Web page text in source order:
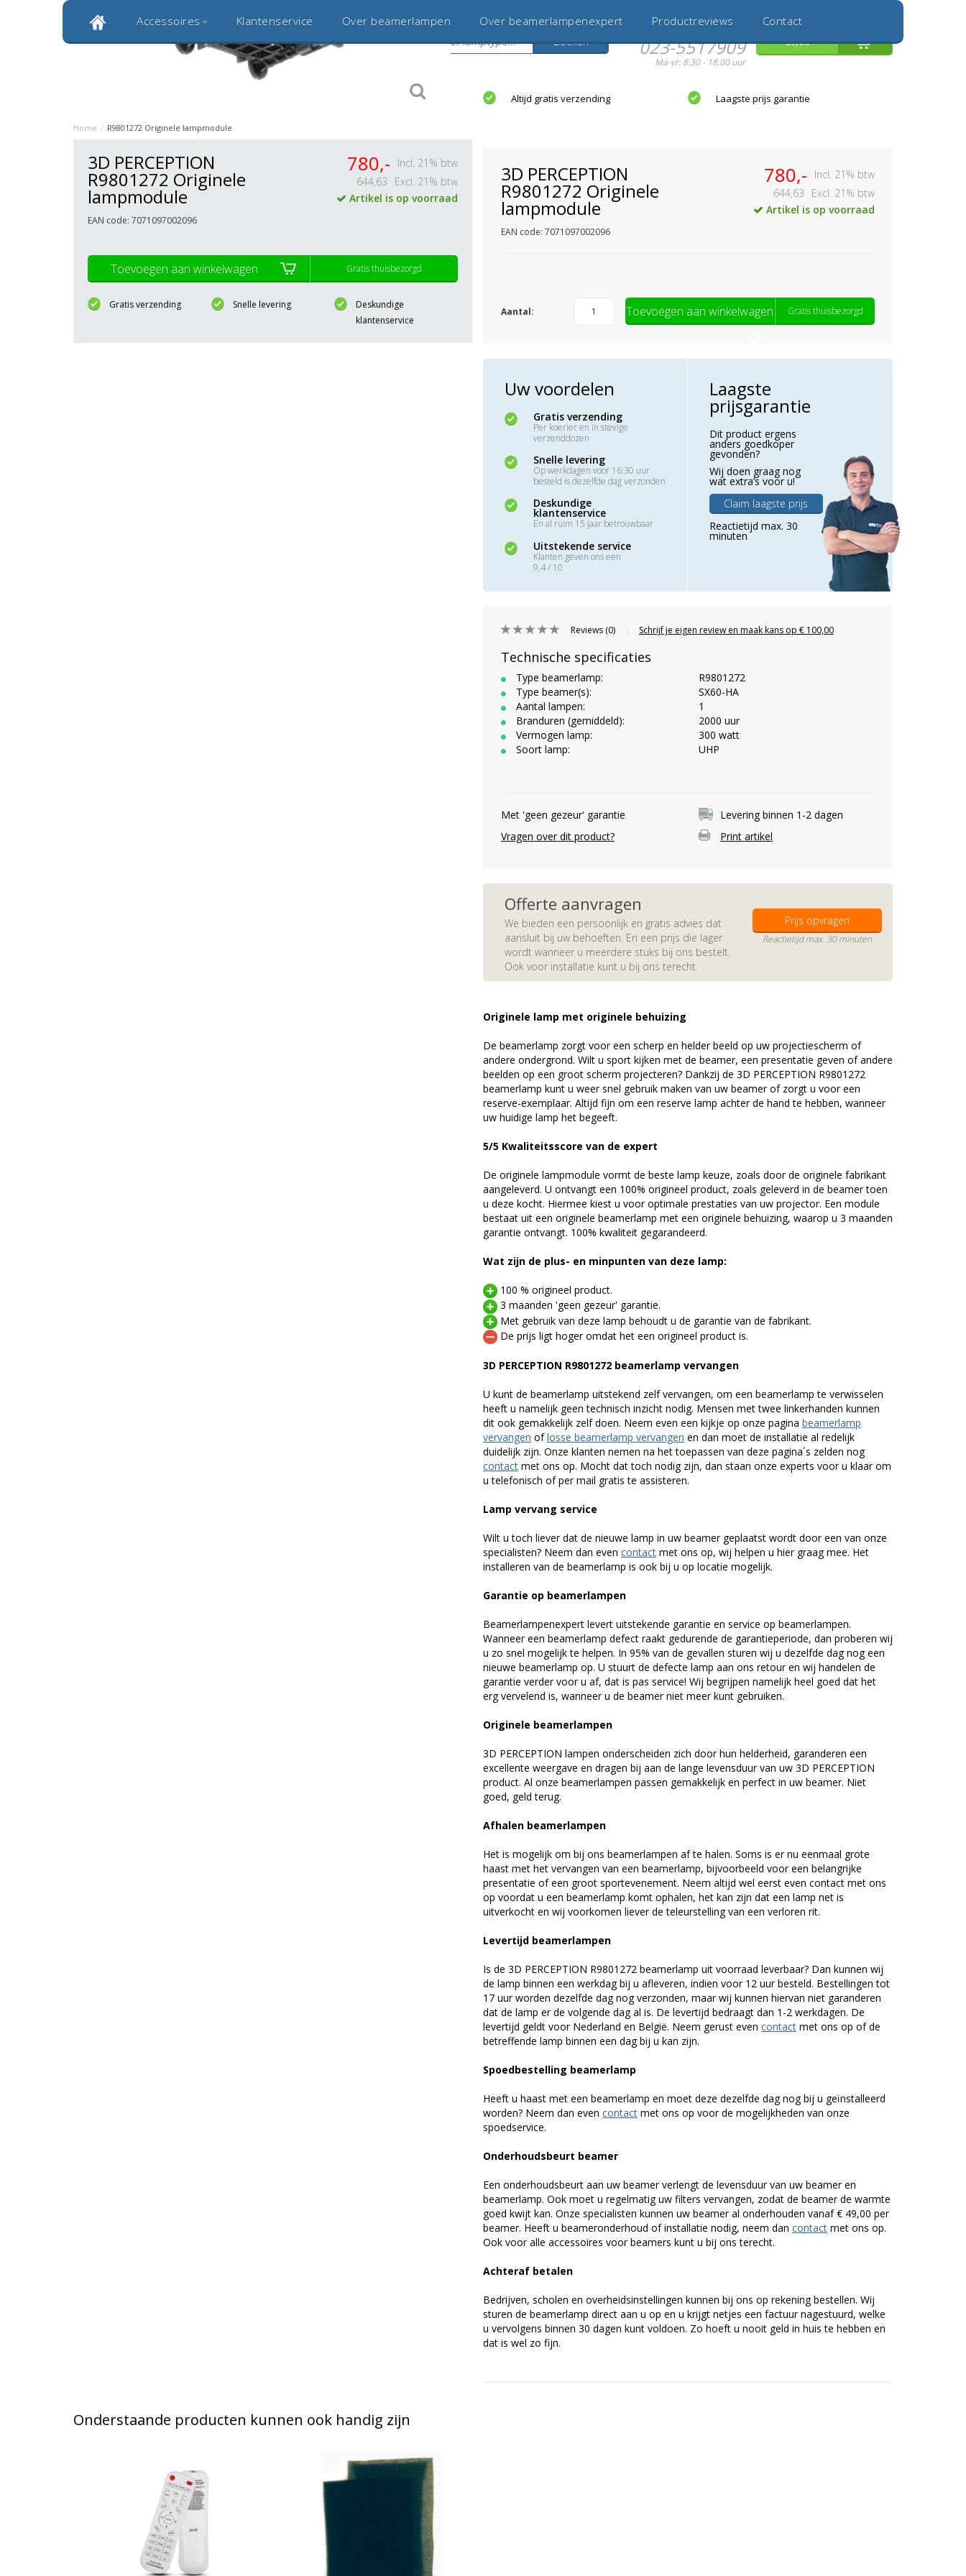
Inloggen
Klantbeoordeling 9,0
Bekijk alle 1000+ reviews
Zoeken
Hulp nodig?
023-5517909
Ma-vr: 8.30 - 18.00 uur
€0,00
Accessoires Klantenservice Over beamerlampen Over beamerlampenexpert Productreviews Contact
20 jaar betrouwbaar en ervaren Altijd gratis verzending Laagste prijs garantie
Home / R9801272 Originele lampmodule
3D PERCEPTION
R9801272 Originele
lampmodule
EAN code: 7071097002096
780,-
Incl. 21% btw
644,63
Excl. 21% btw
Artikel is op voorraad
Toevoegen aan winkelwagen Gratis thuisbezorgd
Gratis verzending Snelle levering
Deskundige
klantenservice
3D PERCEPTION
R9801272 Originele
lampmodule
EAN code: 7071097002096
780,-
Incl. 21% btw
644,63
Excl. 21% btw
Artikel is op voorraad
Aantal: Toevoegen aan winkelwagen Gratis thuisbezorgd
Uw voordelen
Gratis verzending
Per koerier en in stevige
verzenddozen
Snelle levering
Op werkdagen voor 16:30 uur
besteld is dezelfde dag verzonden
Deskundige
klantenservice
En al ruim 15 jaar betrouwbaar
Uitstekende service
Klanten geven ons een
9,4 / 10
Laagste
prijsgarantie
Dit product ergens
anders goedkoper
gevonden?
Wij doen graag nog
wat extra’s voor u!
Claim laagste prijs
Reactietijd max. 30
minuten
Reviews (0) Schrijf je eigen review en maak kans op € 100,00
Technische specificaties
Type beamerlamp:
R9801272
Type beamer(s):
SX60-HA
Aantal lampen:
1
Branduren (gemiddeld):
2000 uur
Vermogen lamp:
300 watt
Soort lamp:
UHP
Met 'geen gezeur' garantie
Levering binnen 1-2 dagen
Vragen over dit product?
Print artikel
Offerte aanvragen
We bieden een persoonlijk en gratis advies dat
aansluit bij uw behoeften. En een prijs die lager
wordt wanneer u meerdere stuks bij ons bestelt.
Ook voor installatie kunt u bij ons terecht.
Prijs opvragen
Reactietijd max. 30 minuten
Originele lamp met originele behuizing
De beamerlamp zorgt voor een scherp en helder beeld op uw projectiescherm of
andere ondergrond. Wilt u sport kijken met de beamer, een presentatie geven of andere
beelden op een groot scherm projecteren? Dankzij de 3D PERCEPTION R9801272
beamerlamp kunt u weer snel gebruik maken van uw beamer of zorgt u voor een
reserve-exemplaar. Altijd fijn om een reserve lamp achter de hand te hebben, wanneer
uw huidige lamp het begeeft.
5/5 Kwaliteitsscore van de expert
De originele lampmodule vormt de beste lamp keuze, zoals door de originele fabrikant
aangeleverd. U ontvangt een 100% origineel product, zoals geleverd in de beamer toen
u deze kocht. Hiermee kiest u voor optimale prestaties van uw projector. Een module
bestaat uit een originele beamerlamp met een originele behuizing, waarop u 3 maanden
garantie ontvangt. 100% kwaliteit gegarandeerd.
Wat zijn de plus- en minpunten van deze lamp:
100 % origineel product.
3 maanden 'geen gezeur' garantie.
Met gebruik van deze lamp behoudt u de garantie van de fabrikant.
De prijs ligt hoger omdat het een origineel product is.
3D PERCEPTION R9801272 beamerlamp vervangen
U kunt de beamerlamp uitstekend zelf vervangen, om een beamerlamp te verwisselen
heeft u namelijk geen technisch inzicht nodig. Mensen met twee linkerhanden kunnen
dit ook gemakkelijk zelf doen. Neem even een kijkje op onze pagina beamerlamp
vervangen oflosse beamerlamp vervangen en dan moet de installatie al redelijk
duidelijk zijn. Onze klanten nemen na het toepassen van deze pagina´s zelden nog
contact met ons op. Mocht dat toch nodig zijn, dan staan onze experts voor u klaar om
u telefonisch of per mail gratis te assisteren.
Lamp vervang service
Wilt u toch liever dat de nieuwe lamp in uw beamer geplaatst wordt door een van onze
specialisten? Neem dan even contact met ons op, wij helpen u hier graag mee. Het
installeren van de beamerlamp is ook bij u op locatie mogelijk.
Garantie op beamerlampen
Beamerlampenexpert levert uitstekende garantie en service op beamerlampen.
Wanneer een beamerlamp defect raakt gedurende de garantieperiode, dan proberen wij
u zo snel mogelijk te helpen. In 95% van de gevallen sturen wij u dezelfde dag nog een
nieuwe beamerlamp op. U stuurt de defecte lamp aan ons retour en wij handelen de
garantie verder voor u af, dat is pas service! Wij begrijpen namelijk heel goed dat het
erg vervelend is, wanneer u de beamer niet meer kunt gebruiken.
Originele beamerlampen
3D PERCEPTION lampen onderscheiden zich door hun helderheid, garanderen een
excellente weergave en dragen bij aan de lange levensduur van uw 3D PERCEPTION
product. Al onze beamerlampen passen gemakkelijk en perfect in uw beamer. Niet
goed, geld terug.
Afhalen beamerlampen
Het is mogelijk om bij ons beamerlampen af te halen. Soms is er nu eenmaal grote
haast met het vervangen van een beamerlamp, bijvoorbeeld voor een belangrijke
presentatie of een groot sportevenement. Neem altijd wel eerst even contact met ons
op voordat u een beamerlamp komt ophalen, het kan zijn dat een lamp net is
uitverkocht en wij voorkomen liever de teleurstelling van een verloren rit.
Levertijd beamerlampen
Is de 3D PERCEPTION R9801272 beamerlamp uit voorraad leverbaar? Dan kunnen wij
de lamp binnen een werkdag bij u afleveren, indien voor 12 uur besteld. Bestellingen tot
17 uur worden dezelfde dag nog verzonden, maar wij kunnen hiervan niet garanderen
dat de lamp er de volgende dag al is. De levertijd bedraagt dan 1-2 werkdagen. De
levertijd geldt voor Nederland en België. Neem gerust even contact met ons op of de
betreffende lamp binnen een dag bij u kan zijn.
Spoedbestelling beamerlamp
Heeft u haast met een beamerlamp en moet deze dezelfde dag nog bij u geïnstalleerd
worden? Neem dan even contact met ons op voor de mogelijkheden van onze
spoedservice.
Onderhoudsbeurt beamer
Een onderhoudsbeurt aan uw beamer verlengt de levensduur van uw beamer en
beamerlamp. Ook moet u regelmatig uw filters vervangen, zodat de beamer de warmte
goed kwijt kan. Onze specialisten kunnen uw beamer al onderhouden vanaf € 49,00 per
beamer. Heeft u beameronderhoud of installatie nodig, neem dan contact met ons op.
Ook voor alle accessoires voor beamers kunt u bij ons terecht.
Achteraf betalen
Bedrijven, scholen en overheidsinstellingen kunnen bij ons op rekening bestellen. Wij
sturen de beamerlamp direct aan u op en u krijgt netjes een factuur nagestuurd, welke
u vervolgens binnen 30 dagen kunt voldoen. Zo hoeft u nooit geld in huis te hebben en
dat is wel zo fijn.
Onderstaande producten kunnen ook handig zijn